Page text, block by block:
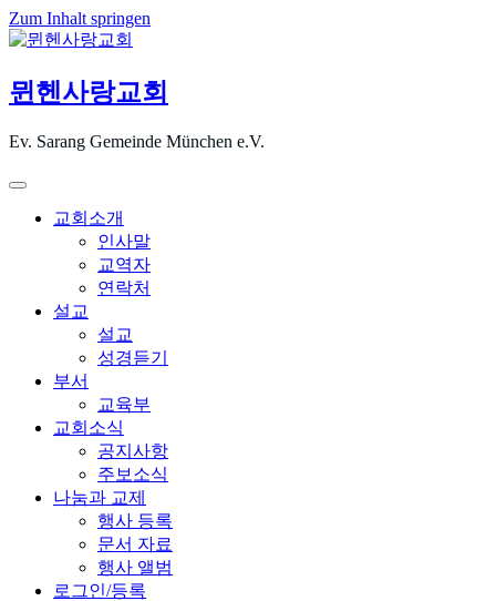
Zum Inhalt springen
뮌헨사랑교회
Ev. Sarang Gemeinde München e.V.
교회소개
인사말
교역자
연락처
설교
설교
성경듣기
부서
교육부
교회소식
공지사항
주보소식
나눔과 교제
행사 등록
문서 자료
행사 앨범
로그인/등록